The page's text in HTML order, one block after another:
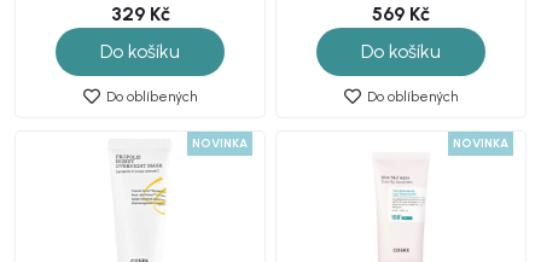
329 Kč
Do košíku
Do oblíbených
569 Kč
Do košíku
Do oblíbených
NOVINKA NOVINKA